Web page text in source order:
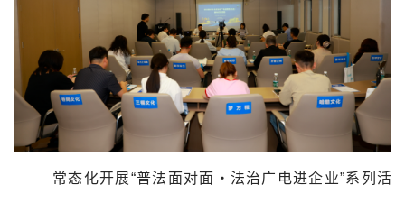
常态化开展“普法面对面・法治广电进企业”系列活